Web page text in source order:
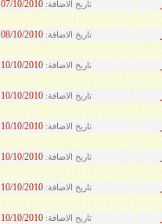
تاريخ الاضافة: 07/10/2010
تاريخ الاضافة: 08/10/2010
تاريخ الاضافة: 10/10/2010
تاريخ الاضافة: 10/10/2010
تاريخ الاضافة: 10/10/2010
تاريخ الاضافة: 10/10/2010
تاريخ الاضافة: 10/10/2010
تاريخ الاضافة: 10/10/2010